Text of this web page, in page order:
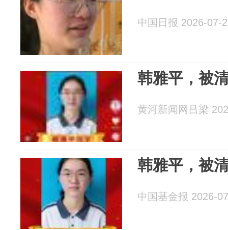
中国日报 2026-07-
韩雅平，被
黄河新闻网吕梁
韩雅平，被
中国基金报 2026-